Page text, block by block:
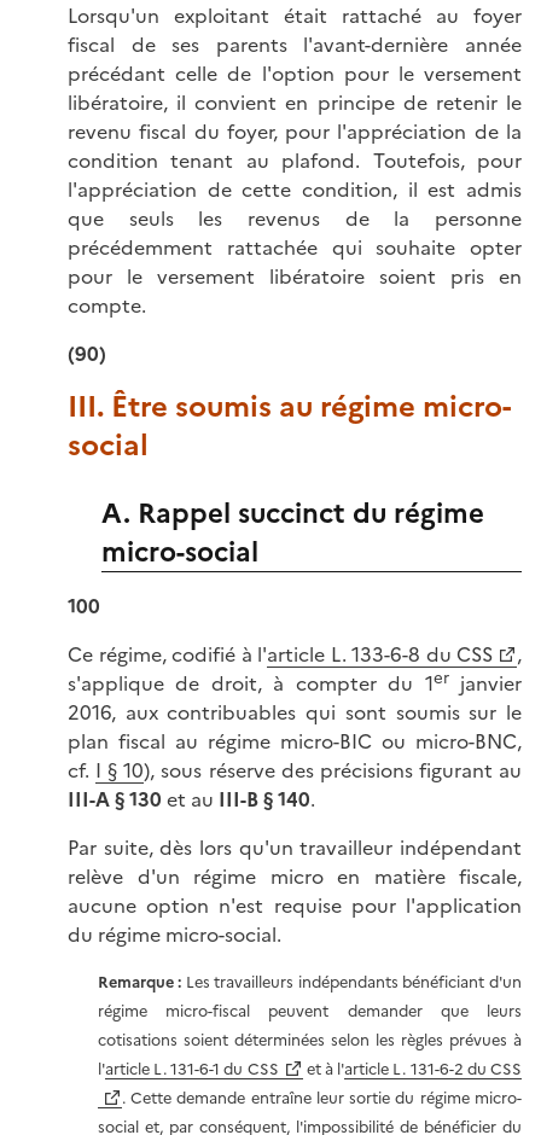
Lorsqu'un exploitant était rattaché au foyer
fiscal de ses parents l'avant-dernière année
précédant celle de l'option pour le versement
libératoire, il convient en principe de retenir le
revenu fiscal du foyer, pour l'appréciation de la
condition tenant au plafond. Toutefois, pour
l'appréciation de cette condition, il est admis
que seuls les revenus de la personne
précédemment rattachée qui souhaite opter
pour le versement libératoire soient pris en
compte.
(90)
III. Être soumis au régime micro-
social
A. Rappel succinct du régime
micro-social
100
Ce régime, codifié à l'article L. 133-6-8 du CSS
,
s'applique de droit, à compter du 1er janvier
2016, aux contribuables qui sont soumis sur le
plan fiscal au régime micro-BIC ou micro-BNC,
cf. I § 10), sous réserve des précisions figurant au
III-A § 130 et au III-B § 140.
Par suite, dès lors qu'un travailleur indépendant
relève d'un régime micro en matière fiscale,
aucune option n'est requise pour l'application
du régime micro-social.
Remarque : Les travailleurs indépendants bénéficiant d'un
régime micro-fiscal peuvent demander que leurs
cotisations soient déterminées selon les règles prévues à
l'article L. 131-6-1 du CSS et à l'article L. 131-6-2 du CSS
. Cette demande entraîne leur sortie du régime micro-
social et, par conséquent, l'impossibilité de bénéficier du